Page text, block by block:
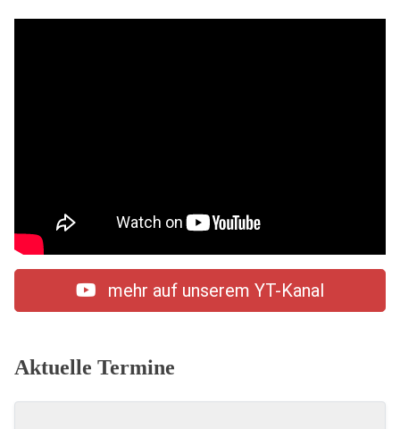
mehr auf unserem YT-Kanal
Aktuelle Termine